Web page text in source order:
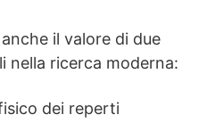
il valore di due
nella ricerca moderna:
dei reperti